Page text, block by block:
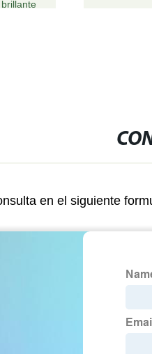
en el siguiente